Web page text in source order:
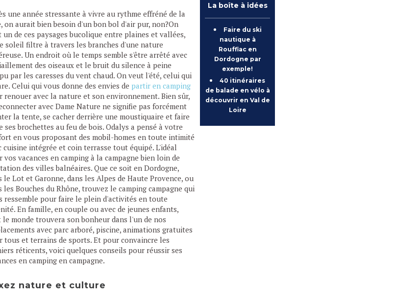
La boîte à idées
Faire du ski
nautique à
Rouffiac en
Dordogne par
exemple!
40 itinéraires
de balade en vélo à
découvrir en Val de
Loire
une année stressante à vivre au rythme effréné de la
on aurait bien besoin d'un bon bol d'air pur, non?On
un de ces paysages bucolique entre plaines et vallées,
soleil filtre à travers les branches d'une nature
Un endroit où le temps semble s'être arrêté avec
des oiseaux et le bruit du silence à peine
par les caresses du vent chaud. On veut l'été, celui qui
Celui qui vous donne des envies de partir en camping
renouer avec la nature et son environnement. Bien sûr,
avec Dame Nature ne signifie pas forcément
la tente, se cacher derrière une moustiquaire et faire
ses brochettes au feu de bois. Odalys a pensé à votre
en vous proposant des mobil-homes en toute intimité
cuisine intégrée et coin terrasse tout équipé. L'idéal
vos vacances en camping à la campagne bien loin de
des villes balnéaires. Que ce soit en Dordogne,
le Lot et Garonne, dans les Alpes de Haute Provence, ou
les Bouches du Rhône, trouvez le camping campagne qui
ressemble pour faire le plein d'activités en toute
En famille, en couple ou avec de jeunes enfants,
monde trouvera son bonheur dans l'un de nos
avec parc arboré, piscine, animations gratuites
tous et terrains de sports. Et pour convaincre les
réticents, voici quelques conseils pour réussir ses
en camping en campagne.
nature et culture